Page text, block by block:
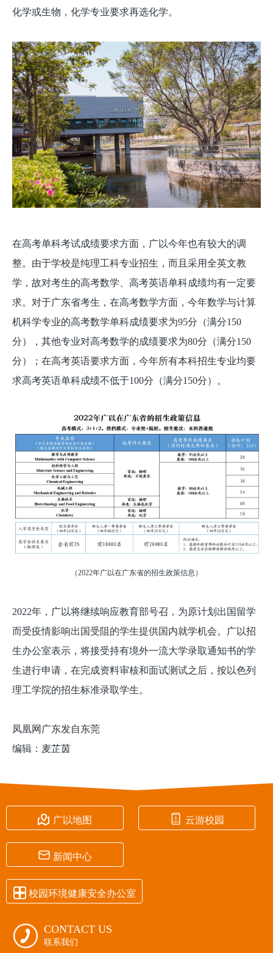
化学或生物，化学专业要求再选化学。
在高考单科考试成绩要求方面，广以今年也有较大的调
整。由于学校是纯理工科专业招生，而且采用全英文教
学，故对考生的高考数学、高考英语单科成绩均有一定要
求。对于广东省考生，在高考数学方面，今年数学与计算
机科学专业的高考数学单科成绩要求为95分（满分150
分），其他专业对高考数学的成绩要求为80分（满分150
分）；在高考英语要求方面，今年所有本科招生专业均要
求高考英语单科成绩不低于100分（满分150分）。
（2022年广以在广东省的招生政策信息）
2022年，广以将继续响应教育部号召，为原计划出国留学
而受疫情影响出国受阻的学生提供国内就学机会。广以招
生办公室表示，将接受持有境外一流大学录取通知书的学
生进行申请，在完成资料审核和面试测试之后，按以色列
理工学院的招生标准录取学生。
凤凰网广东发自东莞
编辑：麦芷茵
 广以地图  云游校园
 新闻中心
 校园环境健康安全办公室
 CONTACT US
联系我们